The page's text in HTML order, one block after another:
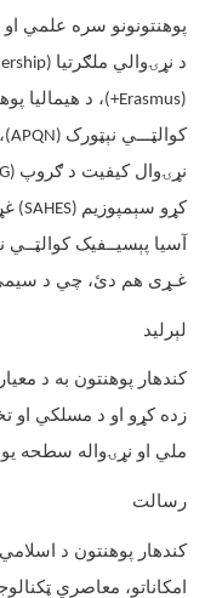
پوهنتونونو سره علمي او
د نړۍوالي ملګرتيا (Global Water Partnership)
(Erasmus+) ، د هيماليا
کوالټـــي نېټورک (APQN)
نړۍوال کيفيت د ګروپ (CHEA- CIQG)
کړو سېمپوزيم (SAHES)
آسیا پېسیــفیک کوالټــي
غـړى هم دئ، چي د سيمي
لېرلید
کندهار پوهنتون به د
زده کړو او د مسلکي او
ملي او نړۍواله سطحه
رسالت
کندهار پوهنتون د
امکاناتو، معاصري